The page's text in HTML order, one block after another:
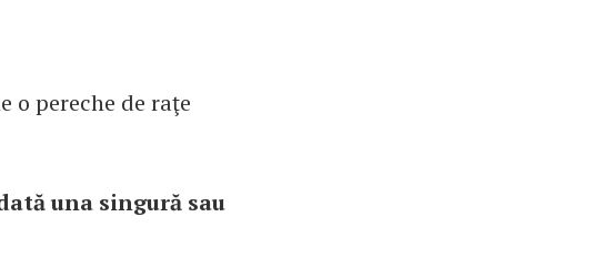
o pereche de raţe
una singură sau